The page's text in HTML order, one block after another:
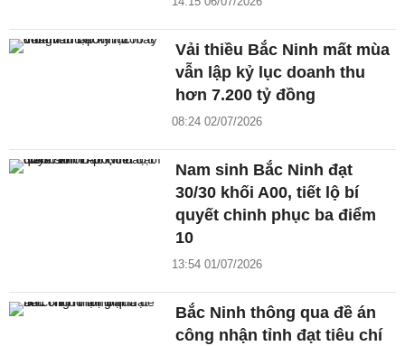
Vải thiều Bắc Ninh mất mùa
vẫn lập kỷ lục doanh thu
hơn 7.200 tỷ đồng
08:24 02/07/2026
Nam sinh Bắc Ninh đạt
30/30 khối A00, tiết lộ bí
quyết chinh phục ba điểm
10
13:54 01/07/2026
Bắc Ninh thông qua đề án
công nhận tỉnh đạt tiêu chí